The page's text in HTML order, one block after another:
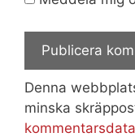
Denna
minska